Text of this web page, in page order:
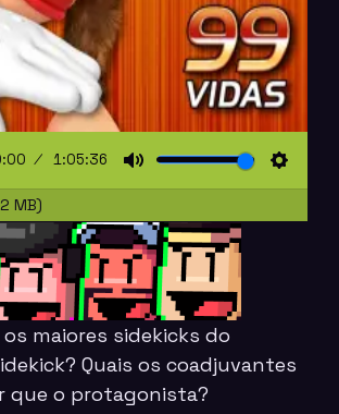
1:05:36
Mute Settings
MB)
maiores sidekicks do
? Quais os coadjuvantes
que o protagonista?